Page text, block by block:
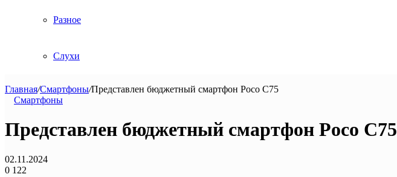
Разное
Слухи
Главная/Смартфоны/Представлен бюджетный смартфон Poco C75
Смартфоны
Представлен бюджетный смартфон Poco C75
02.11.2024
0 122